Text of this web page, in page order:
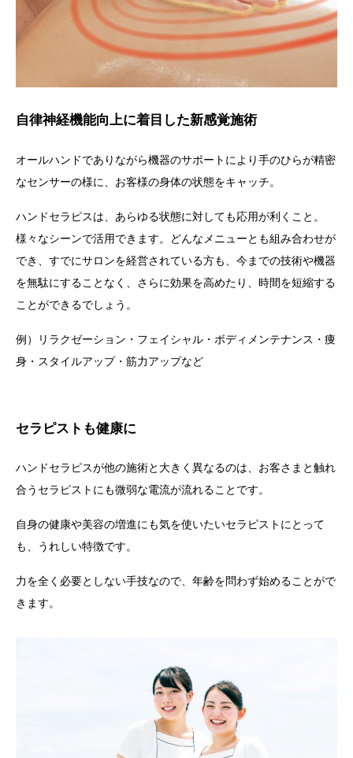
自律神経機能向上に着目した新感覚施術
オールハンドでありながら機器のサポートにより手のひらが精密
なセンサーの様に、お客様の身体の状態をキャッチ。
ハンドセラピスは、あらゆる状態に対しても応用が利くこと。
様々なシーンで活用できます。
どんなメニューとも組み合わせが
でき、すでにサロンを経営されている方も、今までの技術や機器
を無駄にすることなく、さらに効果を高めたり、時間を短縮する
ことができるでしょう。
例）リラクゼーション・フェイシャル・ボディメンテナンス・痩
身・スタイルアップ・筋力アップなど
セラピストも健康に
ハンドセラピスが他の施術と大きく異なるのは、お客さまと触れ
合うセラピストにも微弱な電流が流れることです。
自身の健康や美容の増進にも気を使いたいセラピストにとって
も、うれしい特徴です。
力を全く必要としない手技なので、年齢を問わず始めることがで
きます。